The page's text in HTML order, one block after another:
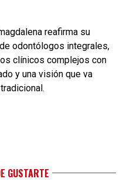
reafirma su
odontólogos integrales,
clínicos complejos con
y una visión que va
GUSTARTE